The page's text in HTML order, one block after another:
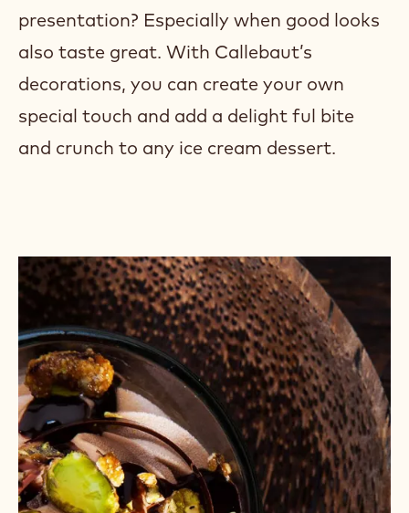
presentation? Especially when good looks
also taste great. With Callebaut’s
decorations, you can create your own
special touch and add a delight ful bite
and crunch to any ice cream dessert.